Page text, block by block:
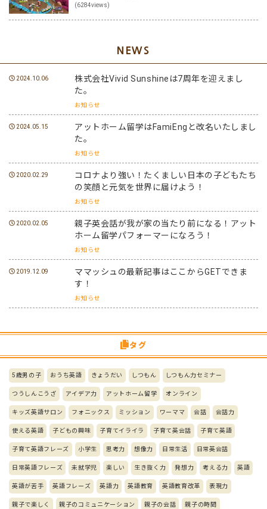
(6284views)
NEWS
2024.10.06
株式会社Vivid Sunshineは7周年を迎えまし
た。
お知らせ
2024.05.15
アットホーム留学はFamiEngと改名いたしまし
た。
お知らせ
2020.02.29
コロナより強い！たくましい日本の子どもたち
の笑顔と元気を世界に届けよう！
お知らせ
2020.02.05
親子英会話が我が家の当たり前になる！アット
ホーム留学パフォーマーになろう！
お知らせ
2019.12.09
ママッシュの最新記事はここからGETできま
す！
お知らせ
タグ
5歳男の子 おうち英語 きょうだい しつもん しつもん力セミナー
つうしんこうざ アイデア力 アットホーム留学 オンライン
キッズ英語サロン フォニックス ミッション ワーママ 会話 会話力
使える英語 子どもの興味 子育てイライラ 子育て英会話 子育て英語
子育て英語フレーズ 小学生 思考力 想像力 日常生活 日常英会話
日常英語フレーズ 未就学児 楽しい 生き抜く力 発想力 考える力 英語
英語が苦手 英語フレーズ 英語力 英語教育 英語教育改革 表現力
親子で楽しく 親子のコミュニケーション 親子の会話 親子の時間